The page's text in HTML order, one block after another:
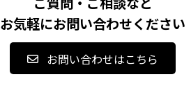
お気軽にお問い合わせください
お問い合わせはこちら